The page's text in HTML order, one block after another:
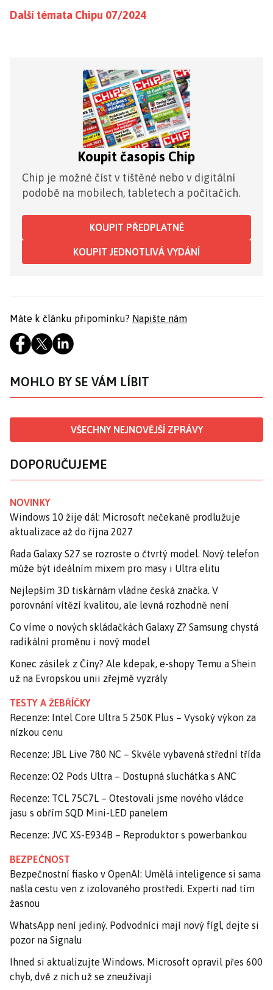
Další témata Chipu 07/2024
Koupit časopis Chip
Chip je možné číst v tištěné nebo v digitální
podobě na mobilech, tabletech a počítačích.
KOUPIT PŘEDPLATNÉ
KOUPIT JEDNOTLIVÁ VYDÁNÍ
Máte k článku připomínku? Napište nám
MOHLO BY SE VÁM LÍBIT
VŠECHNY NEJNOVĚJŠÍ ZPRÁVY
DOPORUČUJEME
NOVINKY
Windows 10 žije dál: Microsoft nečekaně prodlužuje
aktualizace až do října 2027
Řada Galaxy S27 se rozroste o čtvrtý model. Nový telefon
může být ideálním mixem pro masy i Ultra elitu
Nejlepším 3D tiskárnám vládne česká značka. V
porovnání vítězí kvalitou, ale levná rozhodně není
Co víme o nových skládačkách Galaxy Z? Samsung chystá
radikální proměnu i nový model
Konec zásilek z Číny? Ale kdepak, e-shopy Temu a Shein
už na Evropskou unii zřejmě vyzrály
TESTY A ŽEBŘÍČKY
Recenze: Intel Core Ultra 5 250K Plus – Vysoký výkon za
nízkou cenu
Recenze: JBL Live 780 NC – Skvěle vybavená střední třída
Recenze: O2 Pods Ultra – Dostupná sluchátka s ANC
Recenze: TCL 75C7L – Otestovali jsme nového vládce
jasu s obřím SQD Mini-LED panelem
Recenze: JVC XS-E934B – Reproduktor s powerbankou
BEZPEČNOST
Bezpečnostní fiasko v OpenAI: Umělá inteligence si sama
našla cestu ven z izolovaného prostředí. Experti nad tím
žasnou
WhatsApp není jediný. Podvodníci mají nový fígl, dejte si
pozor na Signalu
Ihned si aktualizujte Windows. Microsoft opravil přes 600
chyb, dvě z nich už se zneužívají